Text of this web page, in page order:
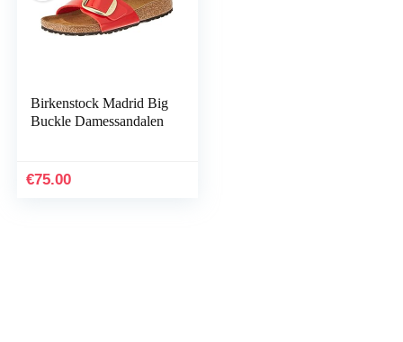
Birkenstock Madrid Big
Buckle Damessandalen
€75.00